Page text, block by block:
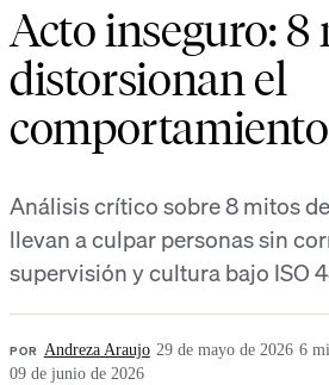
Acto inseguro: 8
distorsionan el
Análisis crítico sobre 8 mitos
llevan a culpar personas sin
supervisión y cultura bajo ISO
POR Andreza Araujo·29 de mayo de 2026·6
09 de junio de 2026